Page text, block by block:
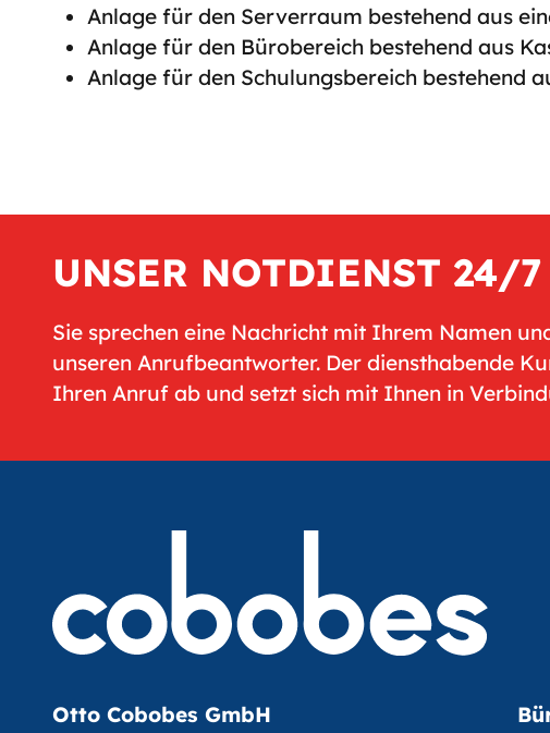
Anlage für den Serverraum bestehend aus
Anlage für den Bürobereich bestehend aus
Anlage für den Schulungsbereich bestehend
UNSER NOTDIENST 24/7
Sie sprechen eine Nachricht mit Ihrem Namen
unseren Anrufbeantworter. Der diensthabende
Ihren Anruf ab und setzt sich mit Ihnen in
Otto Cobobes GmbH